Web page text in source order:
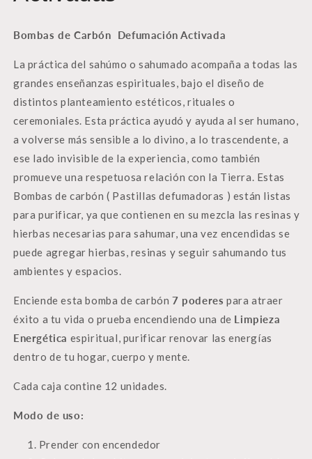
Bombas de Carbón Defumación Activada
La práctica del sahúmo o sahumado acompaña a todas las
grandes enseñanzas espirituales, bajo el diseño de
distintos planteamiento estéticos, rituales o
ceremoniales. Esta práctica ayudó y ayuda al ser humano,
a volverse más sensible a lo divino, a lo trascendente, a
ese lado invisible de la experiencia, como también
promueve una respetuosa relación con la Tierra. Estas
Bombas de carbón ( Pastillas defumadoras ) están listas
para purificar, ya que contienen en su mezcla las resinas y
hierbas necesarias para sahumar, una vez encendidas se
puede agregar hierbas, resinas y seguir sahumando tus
ambientes y espacios.
Enciende esta bomba de carbón 7 poderes para atraer
éxito a tu vida o prueba encendiendo una de Limpieza
Energética espiritual, purificar renovar las energías
dentro de tu hogar, cuerpo y mente.
Cada caja contine 12 unidades.
Modo de uso:
Prender con encendedor